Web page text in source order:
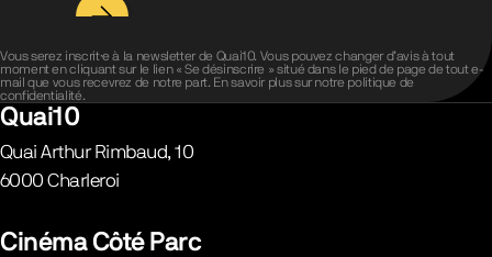
Vous serez inscrit·e à la newsletter de Quai10. Vous pouvez changer d’avis à tout
moment en cliquant sur le lien « Se désinscrire » situé dans le pied de page de tout e-
mail que vous recevrez de notre part. En savoir plus sur notre politique de
confidentialité.
Quai10
Quai Arthur Rimbaud, 10
6000 Charleroi
Cinéma Côté Parc